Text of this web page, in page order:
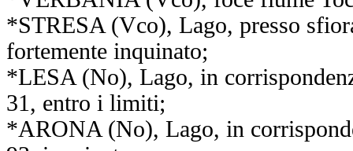
*STRESA (Vco), Lago, presso
fortemente inquinato;
*LESA (No), Lago, in
31, entro i limiti;
*ARONA (No), Lago, in